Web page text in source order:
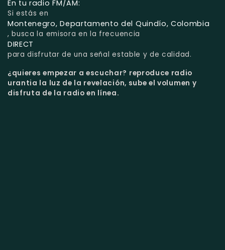
En tu radio FM/AM:
Si estás en
Montenegro, Departamento del Quindío, Colombia
, busca la emisora en la frecuencia
DIRECT
para disfrutar de una señal estable y de calidad.
¿quieres empezar a escuchar? reproduce radio
urantia la luz de la revelación, sube el volumen y
disfruta de la radio en línea.